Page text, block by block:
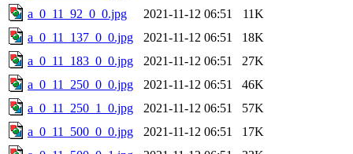
a_0_11_92_0_0.jpg
2021-11-12 06:51
11K
a_0_11_137_0_0.jpg
2021-11-12 06:51
18K
a_0_11_183_0_0.jpg
2021-11-12 06:51
27K
a_0_11_250_0_0.jpg
2021-11-12 06:51
46K
a_0_11_250_1_0.jpg
2021-11-12 06:51
57K
a_0_11_500_0_0.jpg
2021-11-12 06:51
17K